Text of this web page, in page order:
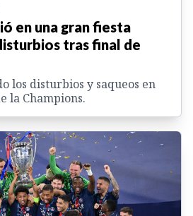
en una gran fiesta
tras final de
los disturbios y saqueos en
la Champions.